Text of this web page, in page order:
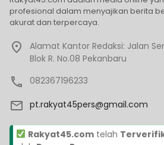
profesional dalam menyajikan berita
akurat dan terpercaya.
Alamat Kantor Redaksi: Jalan
Blok R. No.08 Pekanbaru
082367196233
pt.rakyat45pers@gmail.com
Rakyat45.comtelah